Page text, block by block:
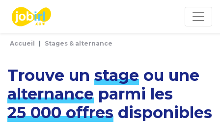
Accueil Stages & alternance
Trouve un stage ou une
alternance parmi les
25 000 offres disponibles
Panneau de gestion des cookies